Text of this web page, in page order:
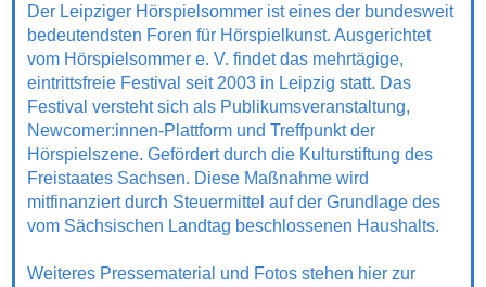
Der Leipziger Hörspielsommer ist eines der bundesweit
bedeutendsten Foren für Hörspielkunst. Ausgerichtet
vom Hörspielsommer e. V. findet das mehrtägige,
eintrittsfreie Festival seit 2003 in Leipzig statt. Das
Festival versteht sich als Publikumsveranstaltung,
Newcomer:innen-Plattform und Treffpunkt der
Hörspielszene. Gefördert durch die Kulturstiftung des
Freistaates Sachsen. Diese Maßnahme wird
mitfinanziert durch Steuermittel auf der Grundlage des
vom Sächsischen Landtag beschlossenen Haushalts.
Weiteres Pressematerial und Fotos stehen hier zur